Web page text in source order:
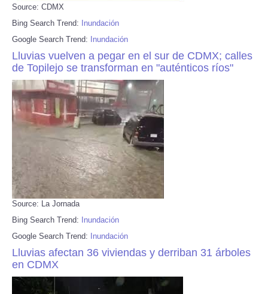
Source: CDMX
Bing Search Trend: Inundación
Google Search Trend: Inundación
Lluvias vuelven a pegar en el sur de CDMX; calles
de Topilejo se transforman en "auténticos ríos"
Source: La Jornada
Bing Search Trend: Inundación
Google Search Trend: Inundación
Lluvias afectan 36 viviendas y derriban 31 árboles
en CDMX